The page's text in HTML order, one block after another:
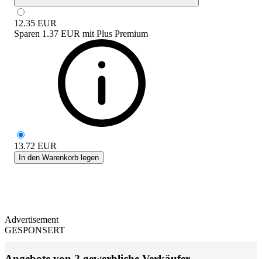
12.35 EUR
Sparen 1.37 EUR mit Plus Premium
13.72 EUR
In den Warenkorb legen
Advertisement
GESPONSERT